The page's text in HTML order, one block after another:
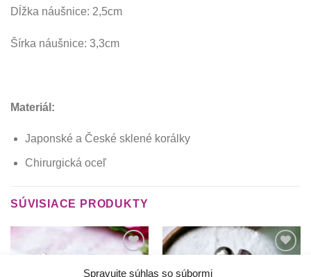
Spravujte súhlas so súbormi
Dĺžka náušnice: 2,5cm
Šírka náušnice: 3,3cm
Materiál:
Japonské a České sklené korálky
Chirurgická oceľ
SÚVISIACE PRODUKTY
krasotinku